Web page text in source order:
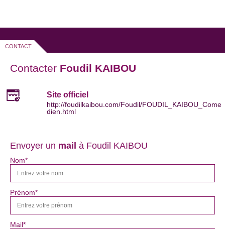
CONTACT
Contacter Foudil KAIBOU
Site officiel
http://foudilkaibou.com/Foudil/FOUDIL_KAIBOU_Come
dien.html
Envoyer un mail à Foudil KAIBOU
Nom*
Prénom*
Mail*